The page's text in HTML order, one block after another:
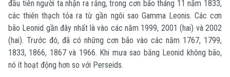
đầu tiên người ta nhận ra rằng, trong cơn bão tháng 11 năm 1833,
các thiên thạch tỏa ra từ gần ngôi sao Gamma Leonis. Các cơn
bão Leonid gần đây nhất là vào các năm 1999, 2001 (hai) và 2002
(hai). Trước đó, đã có những cơn bão vào các năm 1767, 1799,
1833, 1866, 1867 và 1966. Khi mưa sao băng Leonid không bão,
nó ít hoạt động hơn so với Perseids.